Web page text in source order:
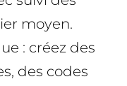
moyen.
: créez des
des codes